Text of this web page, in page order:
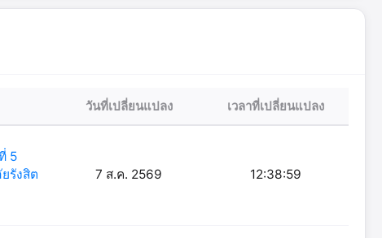
วันที่เปลี่ยนแปลง เวลาที่เปลี่ยนแปลง
5
รังสิต
7 ส.ค. 2569 12:38:59